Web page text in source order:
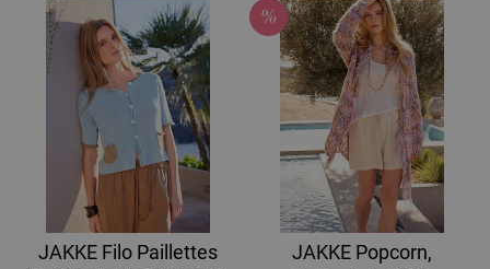
JAKKE Filo Paillettes
JAKKE Popcorn,